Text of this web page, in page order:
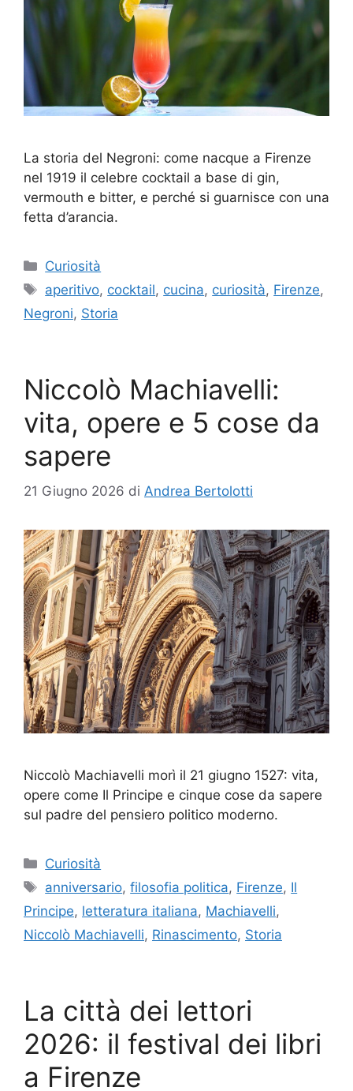
La storia del Negroni: come nacque a Firenze
nel 1919 il celebre cocktail a base di gin,
vermouth e bitter, e perché si guarnisce con una
fetta d’arancia.
Categorie
Curiosità
Tag
aperitivo, cocktail, cucina, curiosità, Firenze,
Negroni, Storia
Niccolò Machiavelli:
vita, opere e 5 cose da
sapere
21 Giugno 2026 di Andrea Bertolotti
Niccolò Machiavelli morì il 21 giugno 1527: vita,
opere come Il Principe e cinque cose da sapere
sul padre del pensiero politico moderno.
Categorie
Curiosità
Tag
anniversario,filosofia politica, Firenze, Il
Principe, letteratura italiana, Machiavelli,
Niccolò Machiavelli, Rinascimento, Storia
La città dei lettori
2026: il festival dei libri
a Firenze